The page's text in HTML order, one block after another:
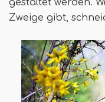
gestaltet werden.
Zweige gibt,